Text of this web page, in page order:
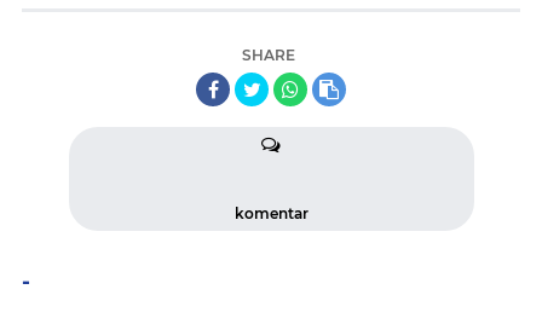
SHARE
komentar
-